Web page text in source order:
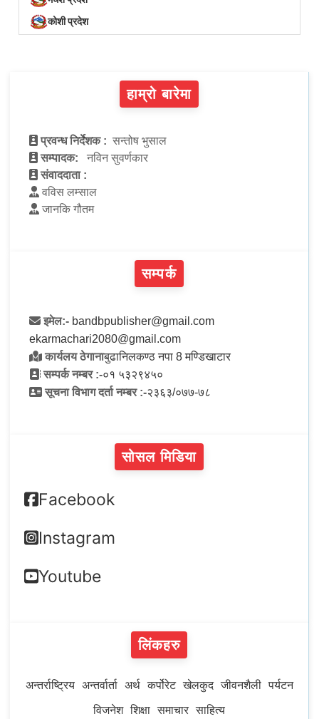
कोशी प्रदेश
हाम्रो बारेमा
प्रवन्ध निर्देशक : सन्तोष भुसाल
सम्पादक:
नविन सुवर्णकार
संवाददाता :
वविस लम्साल
जानकि गौतम
सम्पर्क
इमेल:- bandbpublisher@gmail.com
ekarmachari2080@gmail.com
कार्यलय ठेगानाबुढानिलकण्ठ नपा 8 मण्डिखाटार
सम्पर्क नम्बर :-०१ ५३२९४५०
सूचना विभाग दर्ता नम्बर :-२३६३/०७७-७८
सोसल मिडिया
Facebook
Instagram
Youtube
लिंकहरु
अन्तर्राष्ट्रिय अन्तर्वार्ता अर्थ कर्पोरेट खेलकुद जीवनशैली पर्यटन
विजनेश शिक्षा समाचार साहित्य